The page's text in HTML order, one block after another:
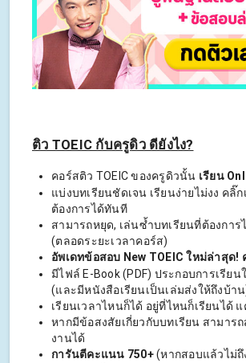
ติว TOEIC กับครูดิว ดียังไง?
คอร์สติว TOEIC ของครูดิวนั้น เรียน
แบ่งบทเรียนชัดเจน เรียนง่ายไม่งง คลิ๊
ต้องการได้ทันที
สามารถหยุด, เล่นซ้ำบทเรียนที่ต้องการ
(ตลอดระยะเวลาคอร์ส)
อัพเดทข้อสอบ New TOEIC ใหม่ล่าสุด!
มีไฟล์ E-Book (PDF) ประกอบการเรีย
(และมีหนังสือเรียนเป็นเล่มส่งให้ถึงบ้า
เรียนเวลาไหนก็ได้ อยู่ที่ไหนก็เรียนได้
หากมีข้อสงสัยเกี่ยวกับบทเรียน สามาร
งานได้
การันตีคะแนน 750+(หากสอบแล้วไม่ถึ